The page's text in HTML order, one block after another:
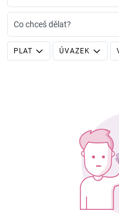
Co chceš dělat?
PLAT ÚVAZEK